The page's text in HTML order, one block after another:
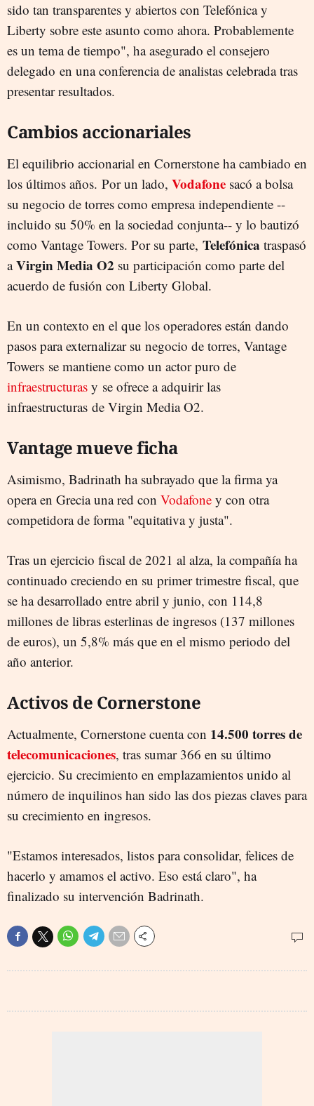
sido tan transparentes y abiertos con Telefónica y
Liberty sobre este asunto como ahora. Probablemente
es un tema de tiempo", ha asegurado el consejero
delegado en una conferencia de analistas celebrada tras
presentar resultados.
Cambios accionariales
El equilibrio accionarial en Cornerstone ha cambiado en
los últimos años. Por un lado, Vodafone sacó a bolsa
su negocio de torres como empresa independiente --
incluido su 50% en la sociedad conjunta-- y lo bautizó
como Vantage Towers. Por su parte, Telefónica traspasó
aVirgin Media O2 su participación como parte del
acuerdo de fusión con Liberty Global.
En un contexto en el que los operadores están dando
pasos para externalizar su negocio de torres, Vantage
Towers se mantiene como un actor puro de
infraestructuras y se ofrece a adquirir las
infraestructuras de Virgin Media O2.
Vantage mueve ficha
Asimismo, Badrinath ha subrayado que la firma ya
opera en Grecia una red con Vodafone y con otra
competidora de forma "equitativa y justa".
Tras un ejercicio fiscal de 2021 al alza, la compañía ha
continuado creciendo en su primer trimestre fiscal, que
se ha desarrollado entre abril y junio, con 114,8
millones de libras esterlinas de ingresos (137 millones
de euros), un 5,8% más que en el mismo periodo del
año anterior.
Activos de Cornerstone
Actualmente, Cornerstone cuenta con 14.500 torres de
telecomunicaciones, tras sumar 366 en su último
ejercicio. Su crecimiento en emplazamientos unido al
número de inquilinos han sido las dos piezas claves para
su crecimiento en ingresos.
"Estamos interesados, listos para consolidar, felices de
hacerlo y amamos el activo. Eso está claro", ha
finalizado su intervención Badrinath.